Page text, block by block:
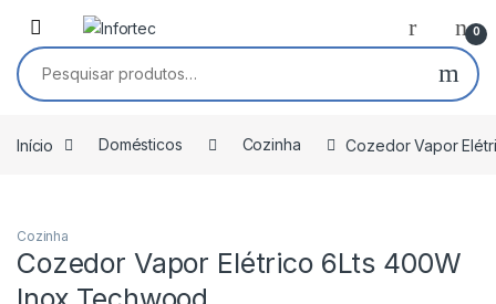
Saltar para navegação
Pular para o conteúdo
0
Pesquisar por:
Início Domésticos Cozinha Cozedor Vapor
Cozinha
Cozedor Vapor Elétrico 6Lts 400W